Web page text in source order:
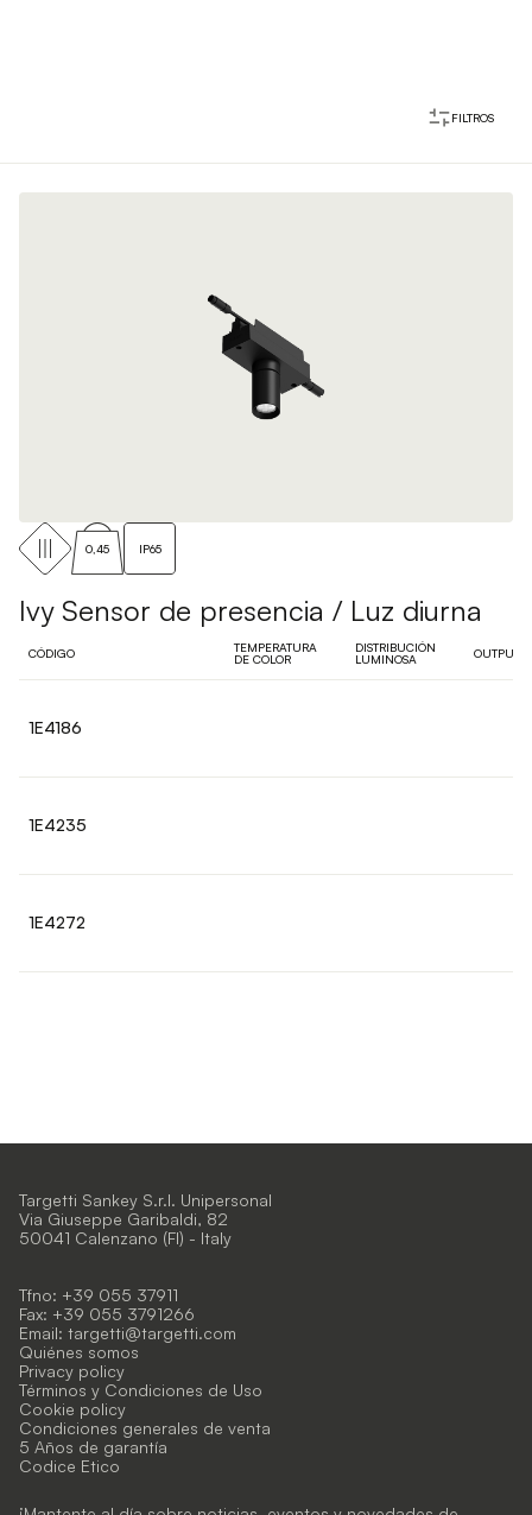
FILTROS
0,45 IP65
Ivy Sensor de presencia / Luz diurna
CÓDIGO
TEMPERATURA
DE COLOR
DISTRIBUCIÓN
LUMINOSA
OUTPUT
1E4186
1E4235
1E4272
Targetti Sankey S.r.l. Unipersonal
Via Giuseppe Garibaldi, 82
50041 Calenzano (FI) - Italy
Tfno: +39 055 37911
Fax: +39 055 3791266
Email: targetti@targetti.com
Quiénes somos
Privacy policy
Términos y Condiciones de Uso
Cookie policy
Condiciones generales de venta
5 Años de garantía
Codice Etico